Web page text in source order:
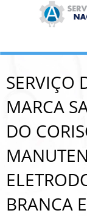
SERVIÇO
MARCA
DO
BRANCA